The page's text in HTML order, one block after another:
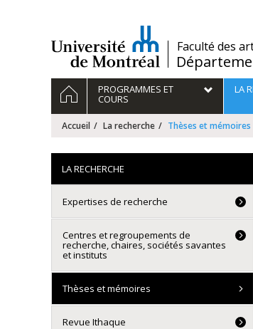
/Faculté des
Navigation
principale
ACCUEILPROGRAMMES ET
COURS
LA
Accueil La recherche Thèses et mémoires
LA RECHERCHE
Expertises de recherche
Centres et regroupements de
recherche, chaires, sociétés savantes
et instituts
Thèses et mémoires
Revue Ithaque